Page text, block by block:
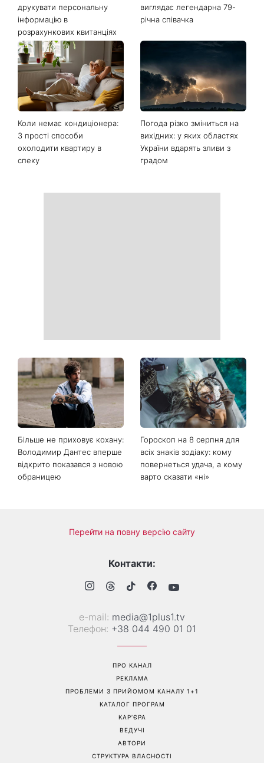
друкувати персональну
інформацію в
розрахункових квитанціях
виглядає легендарна 79-
річна співачка
Коли немає кондиціонера:
3 прості способи
охолодити квартиру в
спеку
Погода різко зміниться на
вихідних: у яких областях
України вдарять зливи з
градом
Більше не приховує кохану:
Володимир Дантес вперше
відкрито показався з новою
обраницею
Гороскоп на 8 серпня для
всіх знаків зодіаку: кому
повернеться удача, а кому
варто сказати «ні»
Перейти на повну версію сайту
Контакти:
е-mail: media@1plus1.tv
Телефон: +38 044 490 01 01
ПРО КАНАЛ
РЕКЛАМА
ПРОБЛЕМИ З ПРИЙОМОМ КАНАЛУ 1+1
КАТАЛОГ ПРОГРАМ
КАР’ЄРА
ВЕДУЧІ
АВТОРИ
СТРУКТУРА ВЛАСНОСТІ